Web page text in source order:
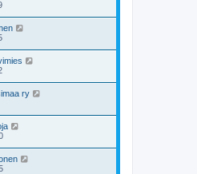
ry